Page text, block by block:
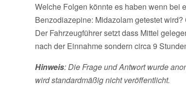
Welche Folgen könnte es haben wenn bei
Benzodiazepine: Midazolam getestet
Der Fahrzeugführer setzt dass Mittel
nach der Einnahme sondern circa 9
Hinweis: Die Frage und Antwort wurde
wird standardmäßig nicht veröffentlicht.